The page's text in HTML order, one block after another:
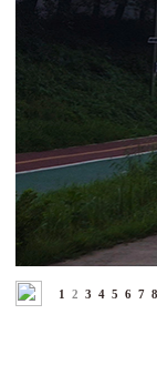
1 2 3 4 5 6 7 8